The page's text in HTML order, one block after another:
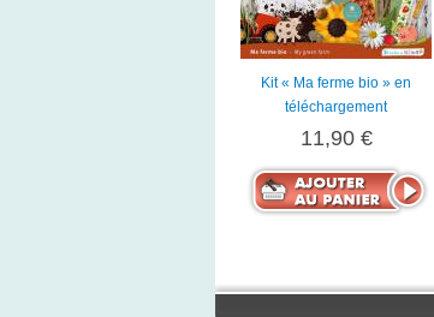
Kit « Ma ferme bio » en
téléchargement
11,90 €